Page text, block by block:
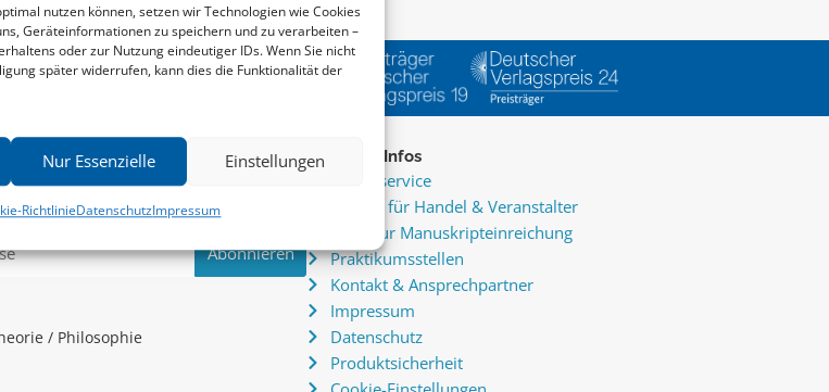
nutzen können, setzen wir Technologien wie Cookies
Geräteinformationen zu speichern und zu verarbeiten –
oder zur Nutzung eindeutiger IDs. Wenn Sie nicht
später widerrufen, kann dies die Funktionalität der
Nur Essenzielle Einstellungen
RichtlinieDatenschutzImpressum
Neuheiten und Nachrichten im zu
– jederzeit wieder abbestellbar.
/ Philosophie
Service & Infos
Presseservice
Service für Handel & Veranstalter
Infos zur Manuskripteinreichung
Praktikumsstellen
Kontakt & Ansprechpartner
Impressum
Datenschutz
Produktsicherheit